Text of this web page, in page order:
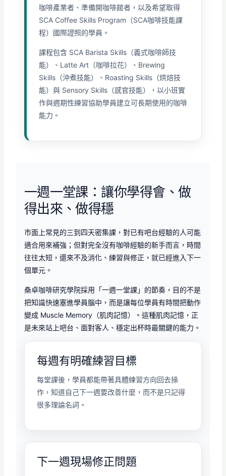
咖啡產業者、準備開咖啡館者，以及希望取得
SCA Coffee Skills Program（SCA咖啡技能課
程）國際證照的學員。
課程包含 SCA Barista Skills（義式咖啡師技
能）、Latte Art（咖啡拉花）、Brewing
Skills（沖煮技能）、Roasting Skills（烘焙技
能）與 Sensory Skills（感官技能），以小班實
作與週期性練習協助學員建立可長期使用的咖啡
能力。
一週一堂課：讓你學得會、做
得出來、做得穩
市面上常見的三到四天密集課，對已有吧台經驗的人可能
適合用來補強；但對完全沒有咖啡經驗的新手而言，時間
往往太短，還來不及消化、練習與修正，就已經進入下一
個單元。
桑卓咖啡研究學院採用「一週一堂課」的節奏，目的不是
把知識快速塞進學員腦中，而是讓每位學員有時間把動作
變成 Muscle Memory（肌肉記憶）。這種肌肉記憶，正
是未來站上吧台、面對客人、穩定出杯時最關鍵的能力。
每週有明確練習目標
每堂課後，學員都能帶著具體練習方向回去操
作，知道自己下一週要改善什麼，而不是只記得
很多理論名詞。
下一週現場修正問題